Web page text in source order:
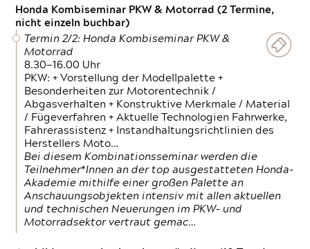
Honda Kombiseminar PKW & Motorrad (2 Termine,
nicht einzeln buchbar)
Termin 2/2: Honda Kombiseminar PKW &
Motorrad
8.30—16.00 Uhr
PKW: + Vorstellung der Modellpalette +
Besonderheiten zur Motorentechnik /
Abgasverhalten + Konstruktive Merkmale / Material
/ Fügeverfahren + Aktuelle Technologien Fahrwerke,
Fahrerassistenz + Instandhaltungsrichtlinien des
Herstellers Moto…
Bei diesem Kombinationsseminar werden die
Teilnehmer*Innen an der top ausgestatteten Honda-
Akademie mithilfe einer großen Palette an
Anschauungsobjekten intensiv mit allen aktuellen
und technischen Neuerungen im PKW- und
Motorradsektor vertraut gemac…